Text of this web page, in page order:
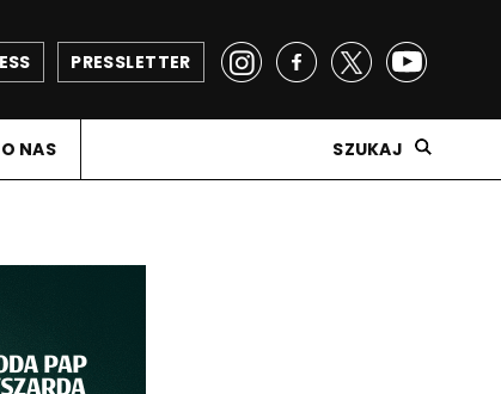
PRESSLETTER
O NAS SZUKAJ